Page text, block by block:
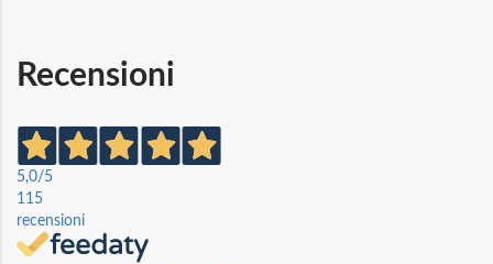
Recensioni
5,0/5
115
recensioni